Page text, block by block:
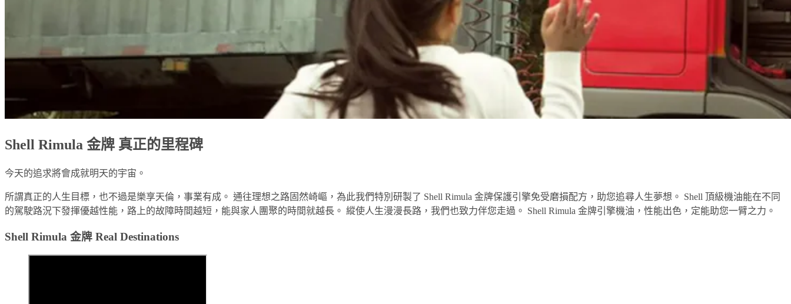
Shell Rimula 金牌 真正的里程碑
今天的追求將會成就明天的宇宙。
所謂真正的人生目標，也不過是樂享天倫，事業有成。 通往理想之路固然崎嶇，為此我們特別研製了 Shell Rimula 金牌保護引擎免受磨損配方，助您追尋人生夢想。 Shell 頂級機油能在不同
的駕駛路況下發揮優越性能，路上的故障時間越短，能與家人團聚的時間就越長。 縱使人生漫漫長路，我們也致力伴您走過。 Shell Rimula 金牌引擎機油，性能出色，定能助您一臂之力。
Shell Rimula 金牌 Real Destinations